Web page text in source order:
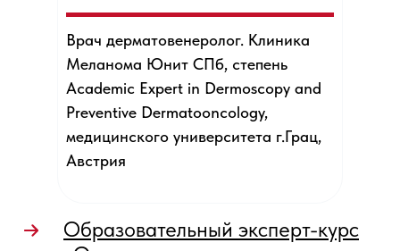
Врач дерматовенеролог. Клиника
Меланома Юнит СПб, степень
Academic Expert in Dermoscopy and
Preventive Dermatooncology,
медицинского университета г.Грац,
Австрия
Образовательный эксперт-курс